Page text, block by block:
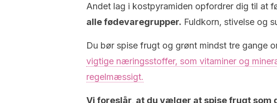
Andet lag i kostpyramiden opfordrer dig til at
alle fødevaregrupper. Fuldkorn, stivelse og
Du bør spise frugt og grønt mindst tre gange
vigtige næringsstoffer, som vitaminer og
regelmæssigt.
Vi foreslår, at du vælger at spise frugt som